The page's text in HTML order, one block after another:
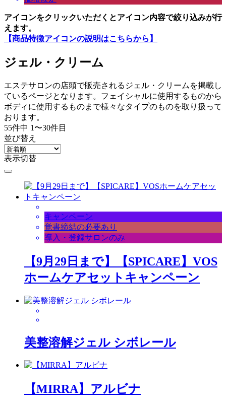
アイコンをクリックいただくとアイコン内容で絞り込みが行
えます。
【商品特徴アイコンの説明はこちらから】
ジェル・クリーム
エステサロンの店頭で販売されるジェル・クリームを掲載し
ているページとなります。フェイシャルに使用するものから
ボディに使用するものまで様々なタイプのものを取り扱って
おります。
55件中 1〜30件目
並び替え
表示切替
キャンペーン
覚書締結の必要あり
導入・登録サロンのみ
【9月29日まで】【SPICARE】VOS
ホームケアセットキャンペーン
美整溶解ジェル シボレール
【MIRRA】アルビナ